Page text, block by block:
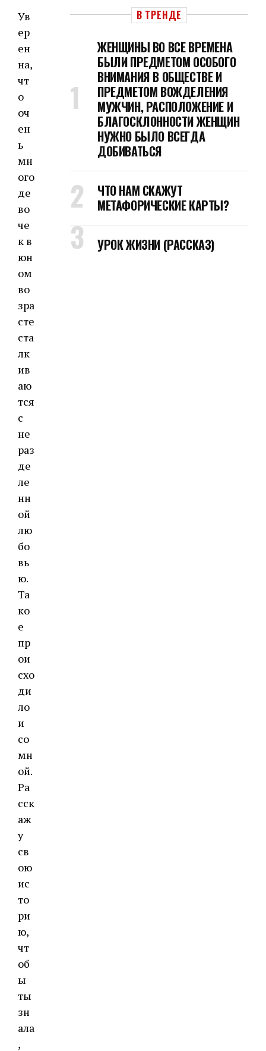
Ув
ер
ен
на,
чт
о
оч
ен
ь
мн
ого
де
во
че
к в
юн
ом
во
зра
сте
ста
лк
ив
аю
тся
с
не
раз
де
ле
нн
ой
лю
бо
вь
ю.
Та
ко
е
пр
ои
схо
ди
ло
и
со
мн
ой.
Ра
сск
аж
у
св
ою
ис
то
ри
ю,
чт
об
ы
ты
зн
ала
,
В ТРЕНДЕ
ЖЕНЩИНЫ ВО ВСЕ ВРЕМЕНА
БЫЛИ ПРЕДМЕТОМ ОСОБОГО
ВНИМАНИЯ В ОБЩЕСТВЕ И
ПРЕДМЕТОМ ВОЖДЕЛЕНИЯ
МУЖЧИН, РАСПОЛОЖЕНИЕ И
БЛАГОСКЛОННОСТИ ЖЕНЩИН
НУЖНО БЫЛО ВСЕГДА
ДОБИВАТЬСЯ
ЧТО НАМ СКАЖУТ
МЕТАФОРИЧЕСКИЕ КАРТЫ?
УРОК ЖИЗНИ (РАССКАЗ)